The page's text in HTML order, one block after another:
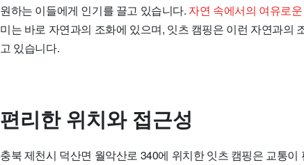
원하는 이들에게 인기를 끌고 있습니다. 자연 속에서의 여유로
미는 바로 자연과의 조화에 있으며, 잇츠 캠핑은 이런 자연과의
고 있습니다.
편리한 위치와 접근성
충북 제천시 덕산면 월악산로 340에 위치한 잇츠 캠핑은 교통